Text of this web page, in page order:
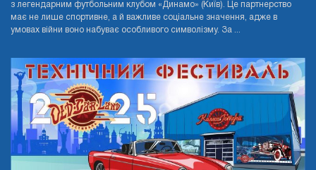
з легендарним футбольним клубом «Динамо» (Київ). Це партнерство
має не лише спортивне, а й важливе соціальне значення, адже в
умовах війни воно набуває особливого символізму. За ...